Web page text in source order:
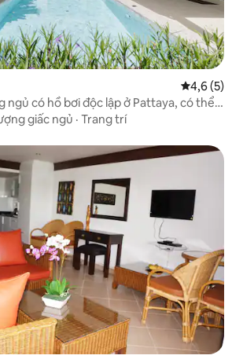
Xếp hạng
4,6 (5)
ngủ có hồ bơi độc lập ở Pattaya, có thể ở
giấc ngủ · Trang trí